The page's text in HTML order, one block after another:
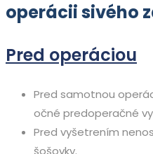
operácii sivého
Pred operáciou
Pred samotnou
očné predoperačné
Pred vyšetrením
šošovky.